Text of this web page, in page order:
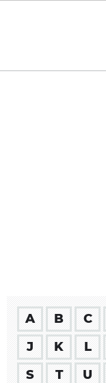
A B C
J
K L
S
T U